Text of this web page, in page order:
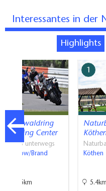
Interessantes in der
Highlights
Spreewaldring
Training Center
Mit PS unterwegs
Waldow/Brand
15.5km
1
Köthen
5.4km